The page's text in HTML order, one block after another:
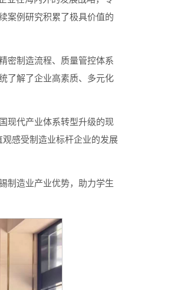
案例研究积累了极具价值的
密制造流程、质量管控体系
了解了企业高素质、多元化
现代产业体系转型升级的现
感受制造业标杆企业的发展
制造业产业优势，助力学生